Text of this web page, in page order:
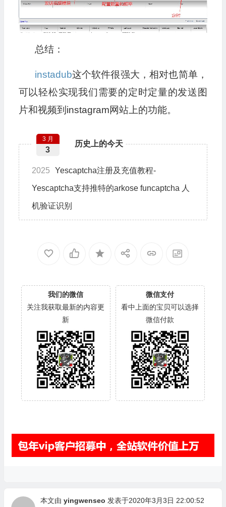
总结：
instadub这个软件很强大，相对也简单，
可以轻松实现我们需要的定时定量的发送图
片和视频到instagram网站上的功能。
历史上的今天
3 月
3
2025 Yescaptcha注册及充值教程-
Yescaptcha支持推特的arkose funcaptcha 人
机验证识别
我们的微信
关注我获取最新的内容更
新
微信支付
看中上面的宝贝可以选择
微信付款
本文由 yingwenseo 发表于2020年3月3日 22:00:52